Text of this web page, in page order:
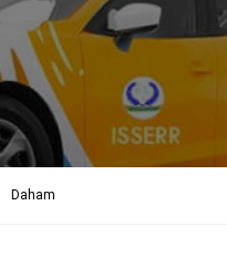
Daham